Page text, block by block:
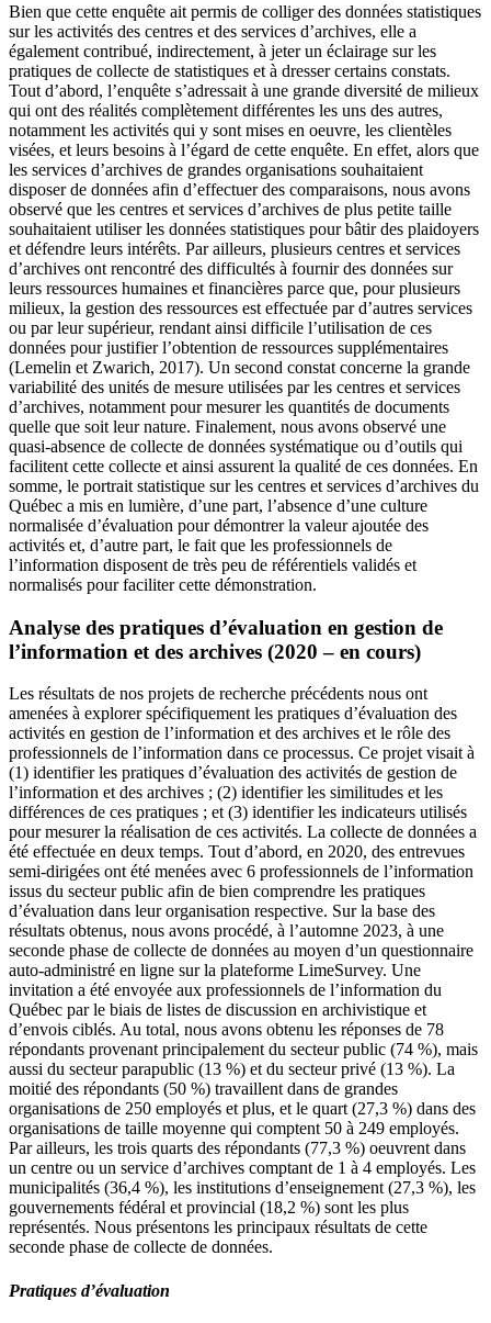
Bien que cette enquête ait permis de colliger des données statistiques
sur les activités des centres et des services d’archives, elle a
également contribué, indirectement, à jeter un éclairage sur les
pratiques de collecte de statistiques et à dresser certains constats.
Tout d’abord, l’enquête s’adressait à une grande diversité de milieux
qui ont des réalités complètement différentes les uns des autres,
notamment les activités qui y sont mises en oeuvre, les clientèles
visées, et leurs besoins à l’égard de cette enquête. En effet, alors que
les services d’archives de grandes organisations souhaitaient
disposer de données afin d’effectuer des comparaisons, nous avons
observé que les centres et services d’archives de plus petite taille
souhaitaient utiliser les données statistiques pour bâtir des plaidoyers
et défendre leurs intérêts. Par ailleurs, plusieurs centres et services
d’archives ont rencontré des difficultés à fournir des données sur
leurs ressources humaines et financières parce que, pour plusieurs
milieux, la gestion des ressources est effectuée par d’autres services
ou par leur supérieur, rendant ainsi difficile l’utilisation de ces
données pour justifier l’obtention de ressources supplémentaires
(Lemelin et Zwarich, 2017). Un second constat concerne la grande
variabilité des unités de mesure utilisées par les centres et services
d’archives, notamment pour mesurer les quantités de documents
quelle que soit leur nature. Finalement, nous avons observé une
quasi-absence de collecte de données systématique ou d’outils qui
facilitent cette collecte et ainsi assurent la qualité de ces données. En
somme, le portrait statistique sur les centres et services d’archives du
Québec a mis en lumière, d’une part, l’absence d’une culture
normalisée d’évaluation pour démontrer la valeur ajoutée des
activités et, d’autre part, le fait que les professionnels de
l’information disposent de très peu de référentiels validés et
normalisés pour faciliter cette démonstration.
Analyse des pratiques d’évaluation en gestion de
l’information et des archives (2020 – en cours)
Les résultats de nos projets de recherche précédents nous ont
amenées à explorer spécifiquement les pratiques d’évaluation des
activités en gestion de l’information et des archives et le rôle des
professionnels de l’information dans ce processus. Ce projet visait à
(1) identifier les pratiques d’évaluation des activités de gestion de
l’information et des archives ; (2) identifier les similitudes et les
différences de ces pratiques ; et (3) identifier les indicateurs utilisés
pour mesurer la réalisation de ces activités. La collecte de données a
été effectuée en deux temps. Tout d’abord, en 2020, des entrevues
semi-dirigées ont été menées avec 6 professionnels de l’information
issus du secteur public afin de bien comprendre les pratiques
d’évaluation dans leur organisation respective. Sur la base des
résultats obtenus, nous avons procédé, à l’automne 2023, à une
seconde phase de collecte de données au moyen d’un questionnaire
auto-administré en ligne sur la plateforme LimeSurvey. Une
invitation a été envoyée aux professionnels de l’information du
Québec par le biais de listes de discussion en archivistique et
d’envois ciblés. Au total, nous avons obtenu les réponses de 78
répondants provenant principalement du secteur public (74 %), mais
aussi du secteur parapublic (13 %) et du secteur privé (13 %). La
moitié des répondants (50 %) travaillent dans de grandes
organisations de 250 employés et plus, et le quart (27,3 %) dans des
organisations de taille moyenne qui comptent 50 à 249 employés.
Par ailleurs, les trois quarts des répondants (77,3 %) oeuvrent dans
un centre ou un service d’archives comptant de 1 à 4 employés. Les
municipalités (36,4 %), les institutions d’enseignement (27,3 %), les
gouvernements fédéral et provincial (18,2 %) sont les plus
représentés. Nous présentons les principaux résultats de cette
seconde phase de collecte de données.
Pratiques d’évaluation